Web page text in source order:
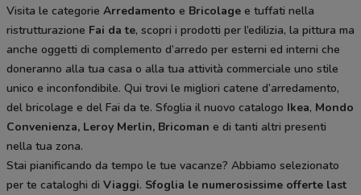
Visita le categorie Arredamento e Bricolage e tuffati nella
ristrutturazione Fai da te, scopri i prodotti per l’edilizia, la pittura ma
anche oggetti di complemento d’arredo per esterni ed interni che
doneranno alla tua casa o alla tua attività commerciale uno stile
unico e inconfondibile. Qui trovi le migliori catene d’arredamento,
del bricolage e del Fai da te. Sfoglia il nuovo catalogo Ikea, Mondo
Convenienza, Leroy Merlin, Bricoman e di tanti altri presenti
nella tua zona.
Stai pianificando da tempo le tue vacanze? Abbiamo selezionato
per te cataloghi di Viaggi. Sfoglia le numerosissime offerte last